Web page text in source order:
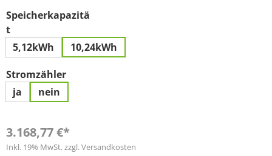
Speicherkapazitä
tauswählen
5,12kWh
10,24kWh
Stromzählerauswählen
ja
nein
3.168,77 €*
Inkl. 19% MwSt. zzgl. Versandkosten